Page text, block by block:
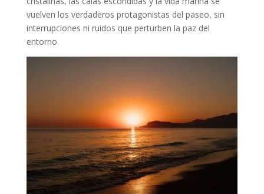
vuelven los verdaderos protagonistas del paseo, sin
interrupciones ni ruidos que perturben la paz del
entorno.